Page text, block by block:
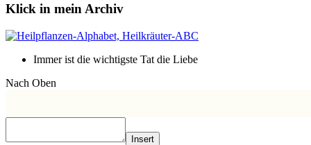
Klick in mein Archiv
Immer ist die wichtigste Tat die Liebe
Nach Oben
Insert